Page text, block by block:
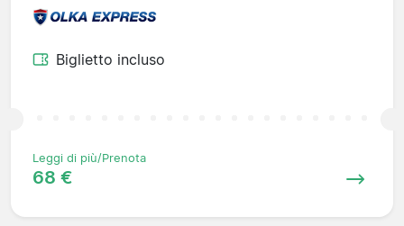
Biglietto incluso
Leggi di più/Prenota
68 €